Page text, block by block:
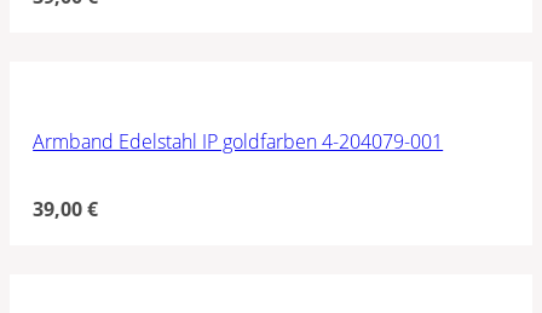
Armband Edelstahl IP goldfarben 4-204079-001
39,00€